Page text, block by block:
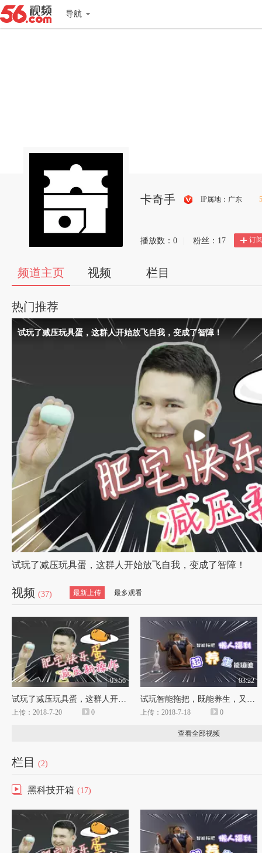
导航
卡奇手
频
自
出
品
人
IP属地：广东
播放数： 0 粉丝： 17 订
频道主页 视频 栏目
热门推荐
试玩了减压玩具蛋，这群人开始放飞自我，变成了智障！
试玩了减压玩具蛋，这群人开始放飞自我，变成了智障！
视频 (37) 最新上传 最多观看
03:56
试玩了减压玩具蛋，这群人开始放飞自我，变成了智障！
上传：2018-7-20 0
03:22
试玩智能拖把，既能养生，又能蹦迪，从此不用操心家务活！
上传：2018-7-18 0
查看全部视频
栏目 (2)
黑科技开箱 (17)